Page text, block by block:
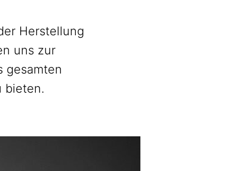
Herstellung
uns zur
gesamten
bieten.